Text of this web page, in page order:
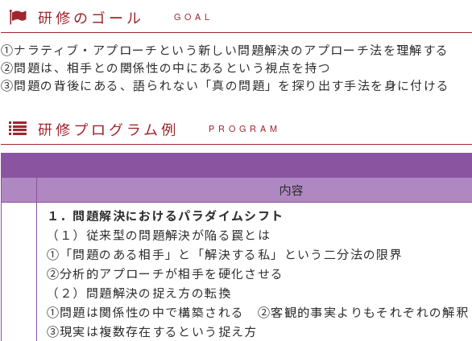
研修のゴール GOAL
①ナラティブ・アプローチという新しい問題解決のアプローチ法を理解する
②問題は、相手との関係性の中にあるという視点を持つ
③問題の背後にある、語られない「真の問題」を探り出す手法を身に付ける
研修プログラム例 PROGRAM
内容
１．問題解決におけるパラダイムシフト
（１）従来型の問題解決が陥る罠とは
①「問題のある相手」と「解決する私」という二分法の限界
②分析的アプローチが相手を硬化させる
（２）問題解決の捉え方の転換
①問題は関係性の中で構築される ②客観的事実よりもそれぞれの解釈
③現実は複数存在するという捉え方